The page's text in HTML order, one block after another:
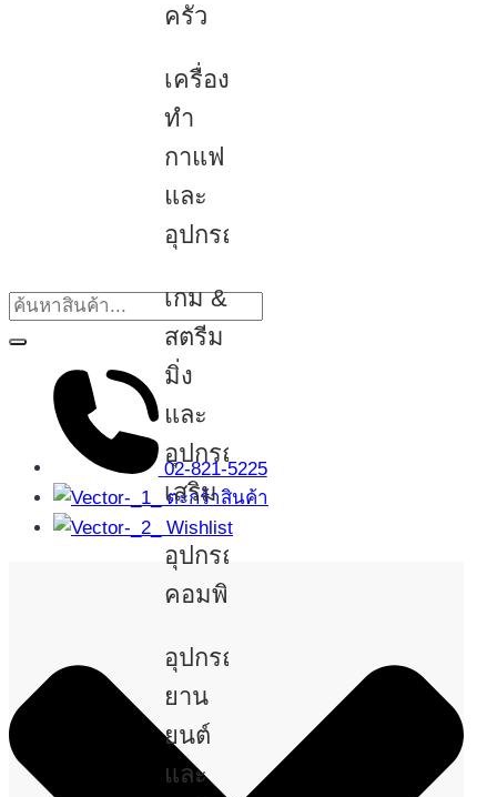
ครัว
เครื่อง
ทำ
กาแฟ
และ
อุปกรณ์
เกม &
สตรีม
มิ่ง
และ
อุปกรณ์
เสริม
อุปกรณ์
คอมพิวเตอร์
อุปกรณ์
ยาน
ยนต์
และ
02-821-5225
ตะกร้าสินค้า
Wishlist